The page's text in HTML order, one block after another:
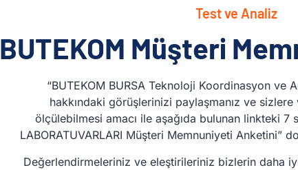
Test ve Analiz
BUTEKOM Müşteri
“BUTEKOM BURSA Teknoloji Koordinasyon ve
hakkındaki görüşlerinizi paylaşmanız ve
ölçülebilmesi amacı ile aşağıda bulunan linkteki 7
LABORATUVARLARI Müşteri Memnuniyeti Anketini”
Değerlendirmeleriniz ve eleştirileriniz bizlerin daha